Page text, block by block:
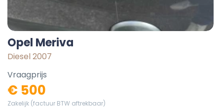
Opel Meriva
Diesel 2007
Vraagprijs
€ 500
Zakelijk (factuur BTW aftrekbaar)